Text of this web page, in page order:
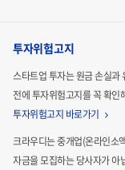
투자위험고지
스타트업 투자는 원금 손실과
전에 투자위험고지를 꼭 확인
투자위험고지 바로가기
크라우디는 중개업(온라인소
자금을 모집하는당사자가 아